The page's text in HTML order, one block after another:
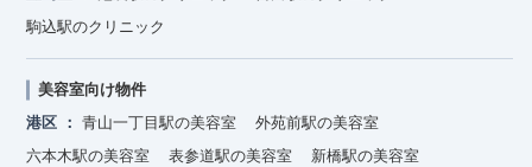
駒込駅のクリニック
美容室向け物件
港区
青山一丁目駅の美容室
外苑前駅の美容室
六本木駅の美容室
表参道駅の美容室
新橋駅の美容室